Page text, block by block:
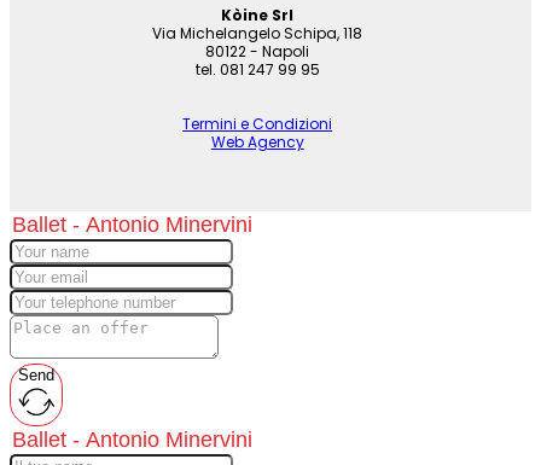
Kòine Srl
Via Michelangelo Schipa, 118
80122 - Napoli
tel. 081 247 99 95
Termini e Condizioni
Web Agency
Send